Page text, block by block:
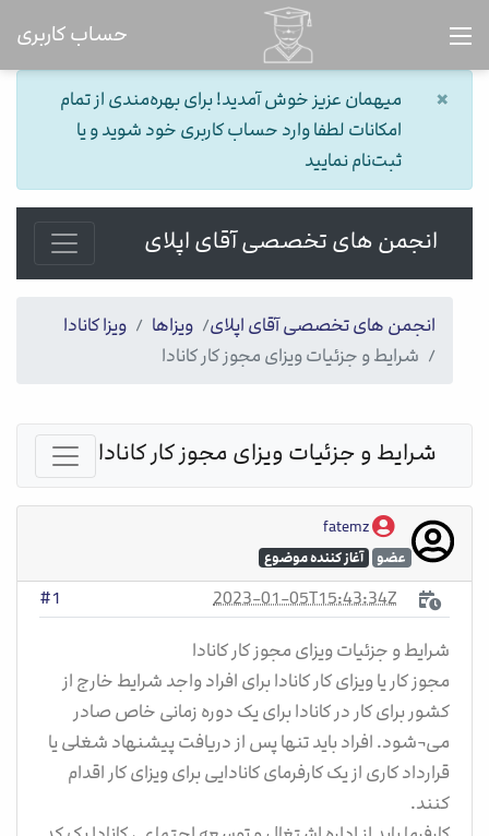
حساب کاربری
میهمان عزیز خوش آمدید! برای بهره‌مندی از تمام
امکانات لطفا وارد حساب کاربری خود شوید و یا
ثبت‌نام نمایید
×
انجمن های تخصصی آقای اپلای
انجمن های تخصصی آقای اپلای ویزاها
ویزا کانادا
شرایط و جزئیات ویزای مجوز کار کانادا
شرایط و جزئیات ویزای مجوز کار کانادا
fatemz
عضو آغاز کننده موضوع
2023-01-05T15:43:34Z
#1
شرایط و جزئیات ویزای مجوز کار کانادا
مجوز کار یا ویزای کار کانادا برای افراد واجد شرایط خارج از
کشور برای کار در کانادا برای یک دوره زمانی خاص صادر
می¬شود. افراد باید تنها پس از دریافت پیشنهاد شغلی یا
قرارداد کاری از یک کارفرمای کانادایی برای ویزای کار اقدام
کنند.